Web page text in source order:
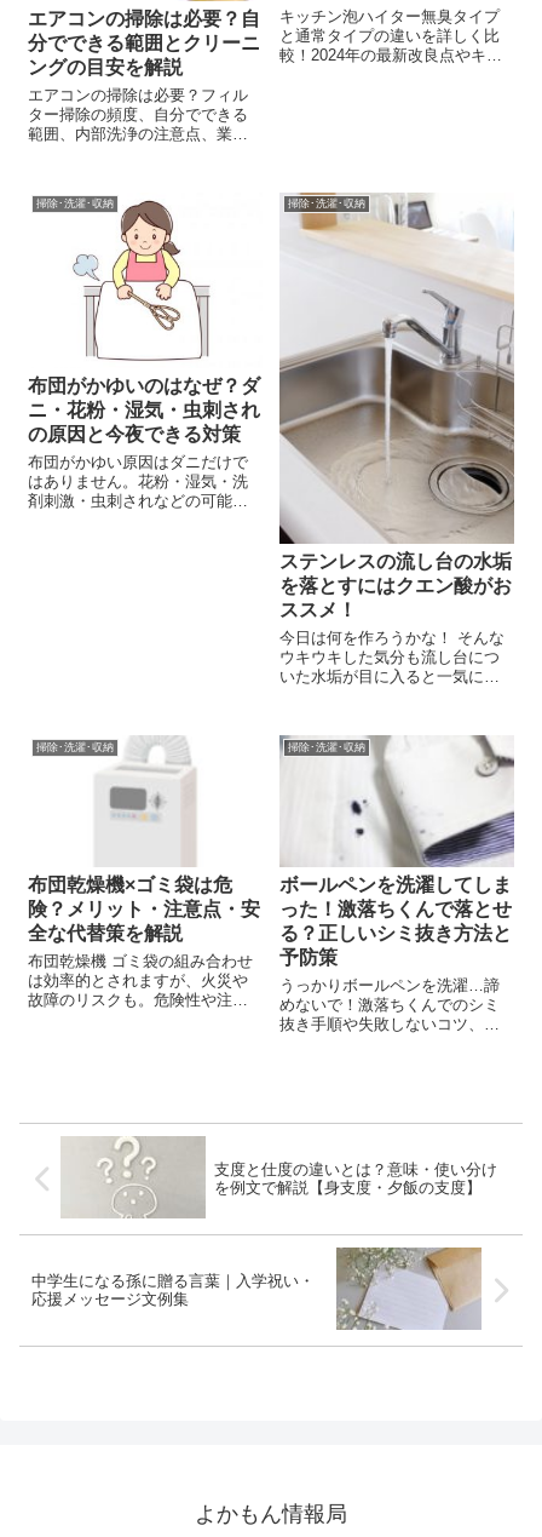
エアコンの掃除は必要？自
分でできる範囲とクリーニ
ングの目安を解説
エアコンの掃除は必要？フィル
ター掃除の頻度、自分でできる
範囲、内部洗浄の注意点、業者
キッチン泡ハイター無臭タイプ
と通常タイプの違いを詳しく比
較！2024年の最新改良点やキッ
掃除･洗濯･収納
布団がかゆいのはなぜ？ダ
ニ・花粉・湿気・虫刺され
の原因と今夜できる対策
布団がかゆい原因はダニだけで
はありません。花粉・湿気・洗
剤刺激・虫刺されなどの可能性
掃除･洗濯･収納
ステンレスの流し台の水垢
を落とすにはクエン酸がお
ススメ！
今日は何を作ろうかな！ そんな
ウキウキした気分も流し台につ
いた水垢が目に入ると一気にし
し台は水垢が目立ちますよね。
そんなことにならないよう、キ
ッチンの流し台はいつも清潔で
いたいもので...
掃除･洗濯･収納
布団乾燥機×ゴミ袋は危
険？メリット・注意点・安
全な代替策を解説
布団乾燥機 ゴミ袋の組み合わせ
は効率的とされますが、火災や
故障のリスクも。危険性や注意
掃除･洗濯･収納
ボールペンを洗濯してしま
った！激落ちくんで落とせ
る？正しいシミ抜き方法と
予防策
うっかりボールペンを洗濯…諦
めないで！激落ちくんでのシミ
抜き手順や失敗しないコツ、ク
支度と仕度の違いとは？意味・使い分け
を例文で解説【身支度・夕飯の支度】
中学生になる孫に贈る言葉｜入学祝い・
応援メッセージ文例集
よかもん情報局